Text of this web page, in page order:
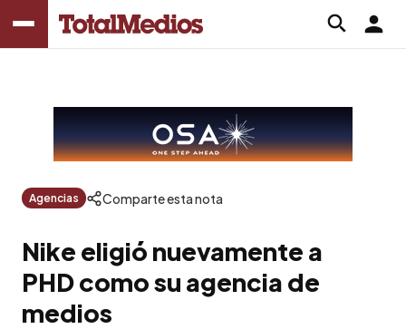
Agencias Comparte esta nota
Nike eligió nuevamente a
PHD como su agencia de
medios